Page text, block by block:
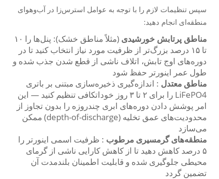
سپس تنظیمات لازم را با توجه به عوامل استرس‌زا در آب‌وهوای
منطقه‌ای انجام دهید:
مناطق پرتابش خورشیدی
(مثلاً مناطق خشک): پنل‌ها را ۱۰
تا ۱۵ درصد بزرگ‌تر از ظرفیت مورد نیاز انتخاب کنید تا در
دوره‌های اوج تابش، اتلاف ناشی از قطع شدن جذب شده و
طول عمر اینورتر حفظ شود
مناطق معتدل : اندازه‌گیری ذخیره‌سازی مبتنی بر باتری
LiFePO4 را برای ۲ تا ۳ روز خوداتکافی تنظیم کنید — این
امر پوشش دادن دوره‌های ابری چندروزه را بدون تجاوز از
محدودیت‌های عمق تخلیه (depth-of-discharge) ممکن
می‌سازد
منطقه‌های گرمسیری مرطوب : ظرفیت اسمی اینورتر را
۵ درصد کاهش دهید تا از کاهش کارایی ناشی از گرمای
محیطی جلوگیری شده و قابلیت اطمینان بلندمدت آن
تضمین گردد